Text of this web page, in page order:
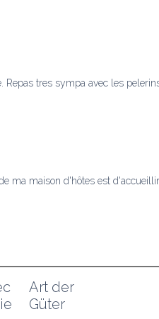
Repas tres sympa avec les
ma maison d'hôtes est
Art der
Güter